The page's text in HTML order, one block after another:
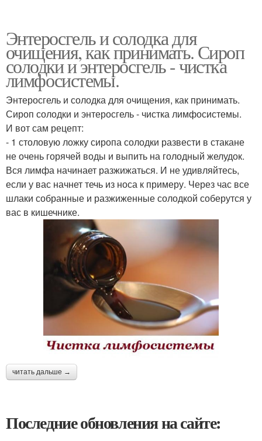
Энтеросгель и солодка для
очищения, как принимать. Сироп
солодки и энтеросгель - чистка
лимфосистемы.
Энтеросгель и солодка для очищения, как принимать.
Сироп солодки и энтеросгель - чистка лимфосистемы.
И вот сам рецепт:
- 1 столовую ложку сиропа солодки развести в стакане
не очень горячей воды и выпить на голодный желудок.
Вся лимфа начинает разжижаться. И не удивляйтесь,
если у вас начнет течь из носа к примеру. Через час все
шлаки собранные и разжиженные солодкой соберутся у
вас в кишечнике.
читать дальше →
Последние обновления на сайте: